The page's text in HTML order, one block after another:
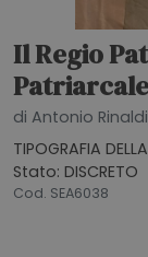
Il Regio
di Antonio Rinaldi
TIPOGRAFIA
Stato: DISCRETO
Cod. SEA6038